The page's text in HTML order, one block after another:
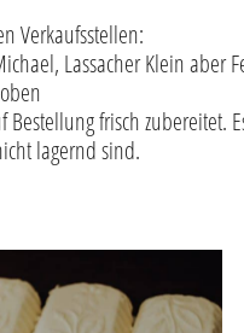
Verkaufsstellen:
Lassacher Klein aber
frisch zubereitet.
lagernd sind.